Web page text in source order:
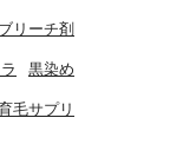
ブリーチ剤
黒染め
毛サプリ